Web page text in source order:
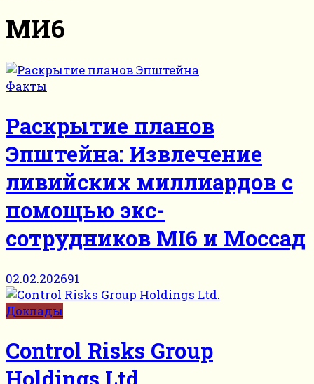
МИ6
Факты
Раскрытие планов
Эпштейна: Извлечение
ливийских миллиардов с
помощью экс-
сотрудников MI6 и Моссад
02.02.202691
Доклады
Control Risks Group
Holdings Ltd.